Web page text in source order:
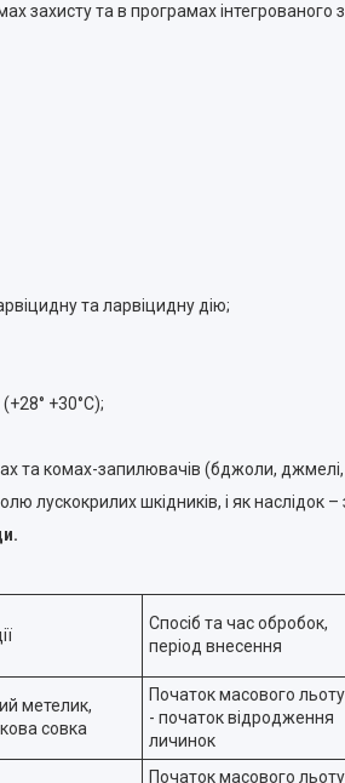
захисту та в програмах інтегрованого
та ларвіцидну дію;
+30°С);
та комах-запилювачів (бджоли, джмелі,
лускокрилих шкідників, і як
Спосіб та час обробок,
період внесення
метелик,
совка
Початок масового льоту
- початок відродження
личинок
Початок масового льоту